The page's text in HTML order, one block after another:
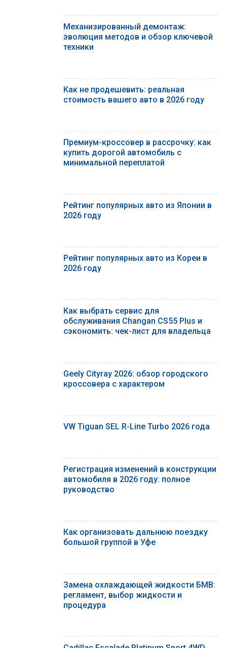
Механизированный демонтаж:
эволюция методов и обзор ключевой
техники
Как не продешевить: реальная
стоимость вашего авто в 2026 году
Премиум-кроссовер в рассрочку: как
купить дорогой автомобиль с
минимальной переплатой
Рейтинг популярных авто из Японии в
2026 году
Рейтинг популярных авто из Кореи в
2026 году
Как выбрать сервис для
обслуживания Changan CS55 Plus и
сэкономить: чек-лист для владельца
Geely Cityray 2026: обзор городского
кроссовера с характером
VW Tiguan SEL R-Line Turbo 2026 года
Регистрация изменений в конструкции
автомобиля в 2026 году: полное
руководство
Как организовать дальнюю поездку
большой группой в Уфе
Замена охлаждающей жидкости БМВ:
регламент, выбор жидкости и
процедура